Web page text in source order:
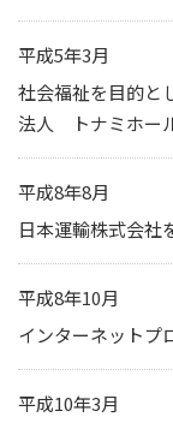
平成5年3月
社会福祉を目的と
法人 トナミホー
平成8年8月
日本運輸株式会社
平成8年10月
インターネットプ
平成10年3月